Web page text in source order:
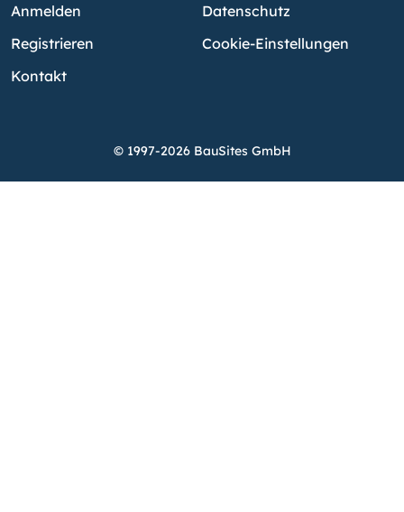
Anmelden
Registrieren
Kontakt
Datenschutz
Cookie-Einstellungen
© 1997-2026 BauSites GmbH